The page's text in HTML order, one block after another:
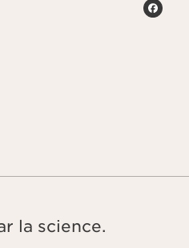
la science.